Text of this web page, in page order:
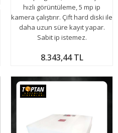
hızlı görüntüleme, 5 mp ip
kamera çalıştırır. Çift hard diski ile
daha uzun süre kayıt yapar.
Sabit ip istemez.
8.343,44 TL